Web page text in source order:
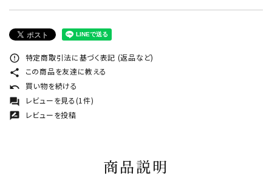
error_outline 特定商取引法に基づく表記 (返品など)
share この商品を友達に教える
undo 買い物を続ける
forum レビューを見る(1件)
rate_review レビューを投稿
商品説明